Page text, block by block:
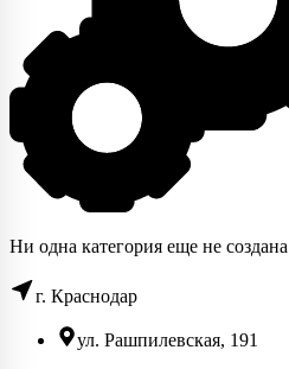
Hи одна категория еще не создана
г. Краснодар
ул. Рашпилевская, 191